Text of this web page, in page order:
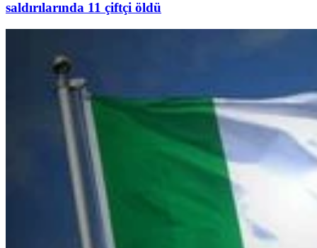
saldırılarında 11 çiftçi öldü